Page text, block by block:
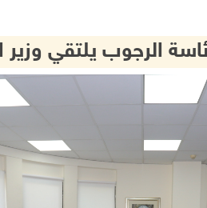
الرجوب يلتقي وزير